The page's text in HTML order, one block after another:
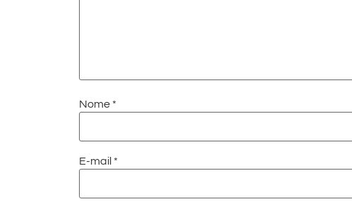
Nome *
E-mail *